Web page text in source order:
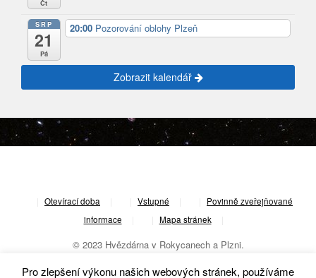
Čt
SRP
21
Pá
20:00 Pozorování oblohy Plzeň
Zobrazit kalendář
Otevírací doba Vstupné
Povinně zveřejňované
informace
Mapa stránek
© 2023 Hvězdárna v Rokycanech a Plzni.
Pro zlepšení výkonu našich webových stránek, používáme